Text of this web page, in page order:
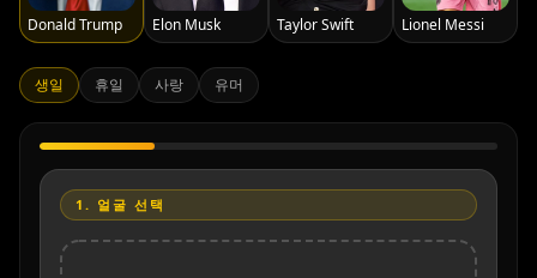
Donald Trump Elon Musk Taylor Swift Lionel Messi
생일 휴일 사랑 유머
1. 얼굴 선택